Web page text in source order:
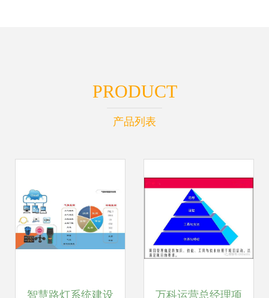
PRODUCT
产品列表
智慧路灯系统建设 万科运营总经理项